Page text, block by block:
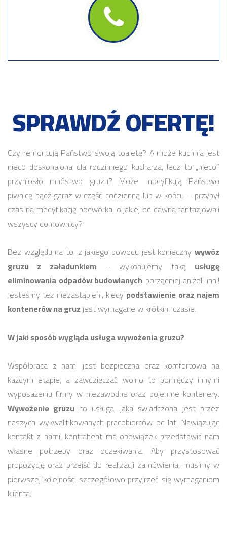
SPRAWDŹ OFERTĘ!
Czy remontują Państwo swoją toaletę? A może kuchnia jest
nieco doskonalona dla rodzinnego kucharza, lecz to „nieco”
przyniosło mnóstwo gruzu? Może modyfikują Państwo
piwnicę bądź garaż w część codzienną lub w końcu – przybył
czas na modyfikację podwórka, o jakiej od dawna fantazjowali
wszyscy domownicy?
Bez względu na to, z jakiego powodu jest konieczny wywóz
gruzu z załadunkiem – wykonujemy taką usługę
eliminowania odpadów budowlanych porządniej aniżeli inni!
Jesteśmy też niezastąpieni, kiedy podstawienie oraz najem
kontenerów na gruzjest wymagane w krótkim czasie.
W jaki sposób wygląda usługa wywożenia gruzu?
Współpraca z nami jest bezpieczna oraz komfortowa na
każdym etapie, a zawdzięczać wolno to pomiędzy innymi
wyposażeniu firmy w niezawodne oraz pojemne kontenery.
Wywożenie gruzu to usługa, jaka świadczona jest przez
naszych wykwalifikowanych pracobiorców od lat. Nawiązując
kontakt z nami, kontrahent ma obowiązek przedstawić nam
własne potrzeby oraz oczekiwania. Aby przystosować
propozycję oraz przejść do realizacji zamówienia, musimy w
pierwszej kolejności szczegółowo przyjrzeć się wymaganiom
klienta.